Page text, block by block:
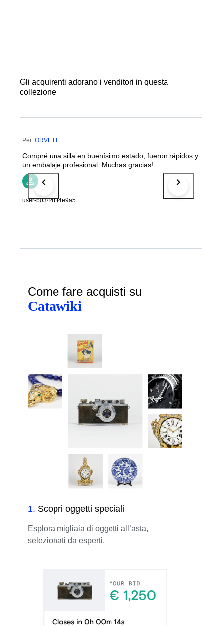
Gli acquirenti adorano i venditori in questa
collezione
Per ORVETT
Compré una silla en buenísimo estado, fueron rápidos y
un embalaje profesional. Muchas gracias!
user-b0344bf4e9a5
Come fare acquisti su
Catawiki
1. Scopri oggetti speciali
Esplora migliaia di oggetti all’asta,
selezionati da esperti.